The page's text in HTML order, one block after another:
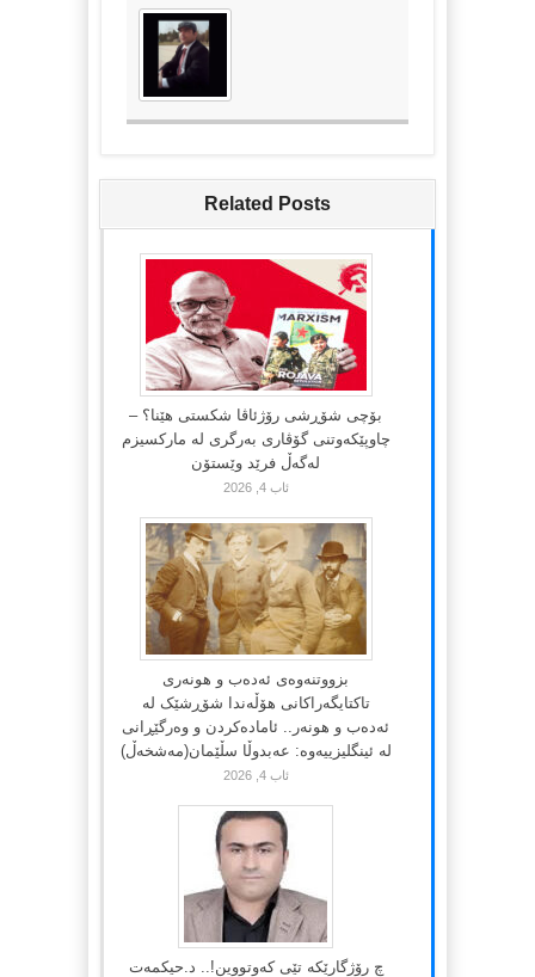
Related Posts
بۆچی شۆڕشی رۆژئاڤا شکستی هێنا؟ –
چاوپێکەوتنی گۆڤاری بەرگری لە مارکسیزم
لەگەڵ فرێد وێستۆن
ئاب 4, 2026
بزووتنەوەی ئەدەب و هونەری
تاکتایگەراکانی هۆڵەندا شۆڕشێک لە
ئەدەب و هونەر.. ئامادەکردن و وەرگێڕانی
لە ئینگلیزییەوە: عەبدوڵا سڵێمان(مەشخەڵ)
ئاب 4, 2026
چ رۆژگارێکە تێی کەوتووین!.. د.حیکمەت